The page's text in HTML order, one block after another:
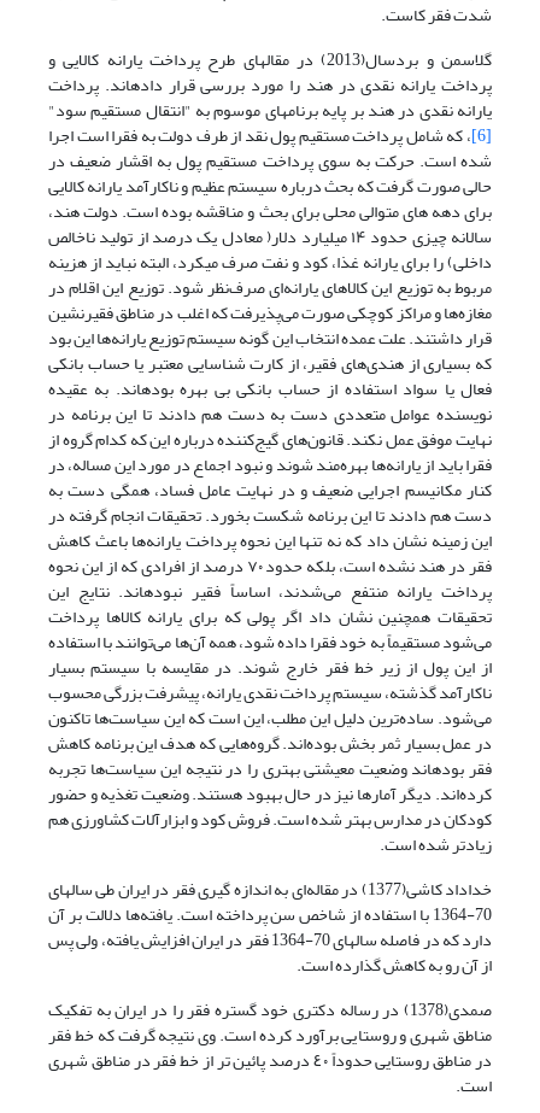
شدت فقر کاست.
گلاسمن و بردسال(2013) در مقاله­ای طرح پرداخت یارانه کالایی و
پرداخت یارانه نقدی در هند را مورد بررسی قرار داده­اند. پرداخت
یارانه نقدی در هند بر پایه برنامه­ای موسوم به "انتقال مستقیم سود"
[6] ، که شامل پرداخت مستقیم پول نقد از طرف دولت به فقرا است اجرا
شده است. حرکت به سوی پرداخت مستقیم پول به اقشار ضعیف در
حالی صورت گرفت که بحث درباره سیستم عظیم و ناکارآمد یارانه کالایی
برای دهه های متوالی محلی برای بحث و مناقشه بوده است. دولت هند،
سالانه چیزی حدود ۱۴ میلیارد دلار( معادل یک درصد از تولید ناخالص
داخلی) را برای یارانه غذا، کود و نفت صرف می­کرد، البته نباید از هزینه
مربوط به توزیع این کالاهای یارانه‌ای صرف‌نظر شود. توزیع این اقلام در
مغازه‌ها و مراکز کوچکی صورت می‌پذیرفت که اغلب در مناطق فقیرنشین
قرار داشتند. علت عمده انتخاب این گونه سیستم توزیع یارانه‌ها این بود
که بسیاری از هندی‌های فقیر، از کارت شناسایی معتبر یا حساب بانکی
فعال یا سواد استفاده از حساب بانکی بی بهره­ بوده­اند. به عقیده
نویسنده عوامل متعددی دست به دست هم دادند تا این برنامه در
نهایت موفق عمل نکند. قانون‌های گیج‌کننده درباره این که کدام گروه از
فقرا باید از یارانه‌ها بهره‌مند شوند و نبود اجماع در مورد این مساله، در
کنار مکانیسم اجرایی ضعیف و در نهایت عامل فساد، همگی دست به
دست هم دادند تا این برنامه شکست بخورد. تحقیقات انجام گرفته در
این زمینه نشان داد که نه تنها این نحوه پرداخت یارانه‌ها باعث کاهش
فقر در هند نشده است، بلکه حدود ۷۰ درصد از افرادی که از این نحوه
پرداخت یارانه منتفع می‌شدند، اساساً فقیر نبوده­اند. نتایج این
تحقیقات همچنین نشان داد اگر پولی که برای یارانه کالاها پرداخت
می‌شود مستقیماً به خود فقرا داده شود، همه آن‌ها می‌توانند با استفاده
از این پول از زیر خط فقر خارج شوند. در مقایسه با سیستم بسیار
ناکارآمد گذشته، سیستم پرداخت نقدی یارانه، پیشرفت بزرگی محسوب
می‌شود. ساده‌ترین دلیل این مطلب، این است که این سیاست‌ها تاکنون
در عمل بسیار ثمر بخش بوده‌اند. گروه‌هایی که هدف این برنامه کاهش
فقر بوده­اند وضعیت معیشتی بهتری را در نتیجه این سیاست‌ها تجربه
کرده‌اند. دیگر آمارها نیز در حال بهبود هستند. وضعیت تغذیه و حضور
کودکان در مدارس بهتر شده است. فروش کود و ابزارآلات کشاورزی هم
زیادتر شده است.
خداداد کاشی(1377) در مقاله‌ای به اندازه ‌گیری فقر در ایران طی سالهای
70-1364 با استفاده از شاخص سن پرداخته است. یافته‌ها دلالت بر آن
دارد که در فاصله سالهای 70-1364 فقر در ایران افزایش یافته، ولی پس
از آن رو به کاهش گذارده است.
صمدی(1378) در رساله دکتری خود گستره فقر را در ایران به تفکیک
مناطق شهری و روستایی برآورد کرده است. وی نتیجه گرفت که خط فقر
در مناطق روستایی حدوداً ٤٠ درصد پائین تر از خط فقر در مناطق شهری
است.